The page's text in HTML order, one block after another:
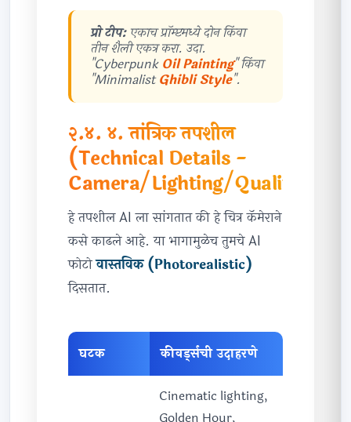
प्रो टीप:एकाच प्रॉम्प्टमध्ये दोन किंवा
तीन शैली एकत्र करा. उदा.
"Cyberpunk Oil Painting" किंवा
"MinimalistGhibli Style".
२.४. ४. तांत्रिक तपशील
(Technical Details -
Camera/Lighting/Quality)
हे तपशील AI ला सांगतात की हे चित्र कॅमेराने
कसे काढले आहे. या भागामुळेच तुमचे AI
फोटोवास्तविक (Photorealistic)
दिसतात.
घटक कीवर्ड्सची उदाहरणे
Cinematic lighting,
Golden Hour,